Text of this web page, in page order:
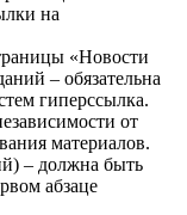
на
«Новости
– обязательна
гиперссылка.
от
материалов.
– должна быть
абзаце